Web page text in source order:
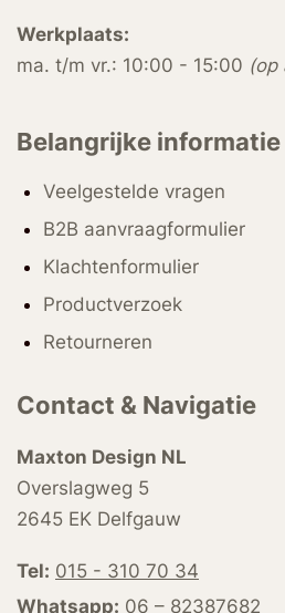
Werkplaats:
ma. t/m vr.: 10:00 - 15:00 (op
Belangrijke informatie
Veelgestelde vragen
B2B aanvraagformulier
Klachtenformulier
Productverzoek
Retourneren
Contact & Navigatie
Maxton Design NL
Overslagweg 5
2645 EK Delfgauw
Tel: 015 - 310 70 34
Whatsapp: 06 – 82387682